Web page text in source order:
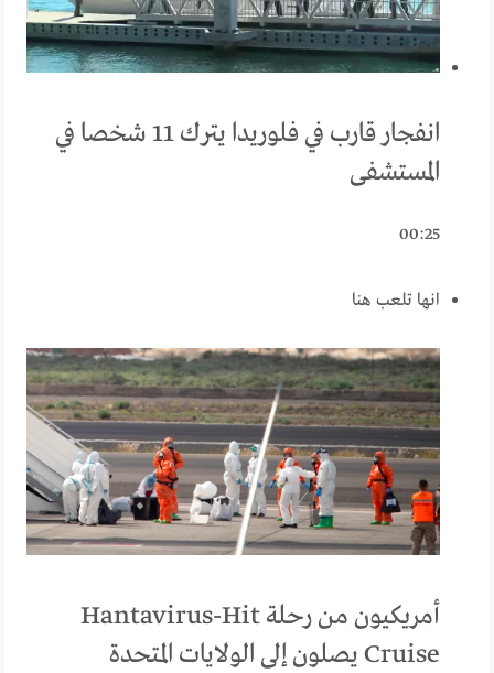
انفجار قارب في فلوريدا يترك 11 شخصا في
المستشفى
00:25
انها تلعب هنا
أمريكيون من رحلة Hantavirus-Hit
Cruise يصلون إلى الولايات المتحدة